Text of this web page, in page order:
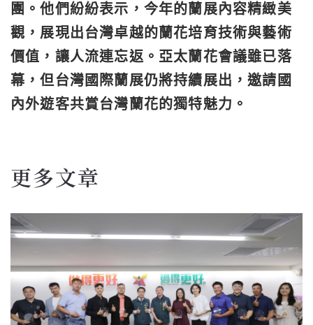
團。他們紛紛表示，今年的蘭展內容精緻美
觀，展現出台灣卓越的蘭花培育技術與藝術
價值，讓人流連忘返。亞太蘭花會議雖已落
幕，但台灣國際蘭展仍將持續展出，邀請國
內外遊客共賞台灣蘭花的獨特魅力。
更多文章